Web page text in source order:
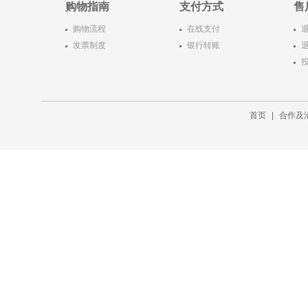
购物指南
购物流程
发票制度
支付方式
在线支付
银行转账
售
首页 合作及